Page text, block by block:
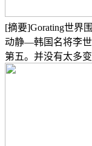
[摘要]Gorating世界
动静—韩国名将李
第五。并没有太多